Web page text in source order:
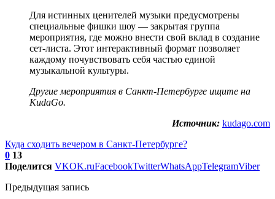
Для истинных ценителей музыки предусмотрены
специальные фишки шоу — закрытая группа
мероприятия, где можно внести свой вклад в создание
сет-листа. Этот интерактивный формат позволяет
каждому почувствовать себя частью единой
музыкальной культуры.
Другие мероприятия в Санкт-Петербурге ищите на
KudaGo.
Источник: kudago.com
Куда сходить вечером в Санкт-Петербурге?
0 13
Поделится VKOK.ruFacebookTwitterWhatsAppTelegramViber
Предыдущая запись